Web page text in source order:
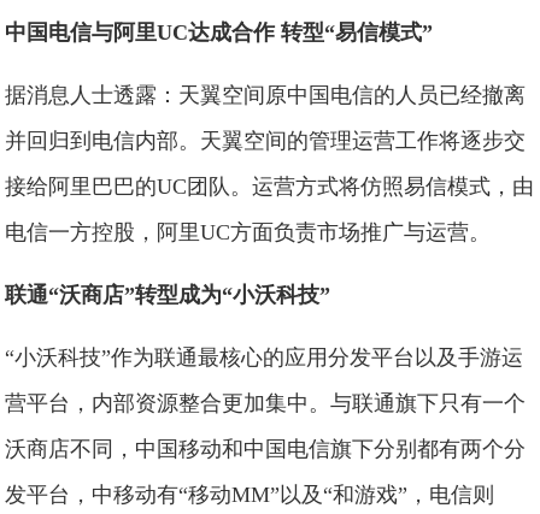
中国电信与阿里UC达成合作 转型“易信模式”
据消息人士透露：天翼空间原中国电信的人员已经撤离
并回归到电信内部。天翼空间的管理运营工作将逐步交
接给阿里巴巴的UC团队。运营方式将仿照易信模式，由
电信一方控股，阿里UC方面负责市场推广与运营。
联通“沃商店”转型成为“小沃科技”
“小沃科技”作为联通最核心的应用分发平台以及手游运
营平台，内部资源整合更加集中。与联通旗下只有一个
沃商店不同，中国移动和中国电信旗下分别都有两个分
发平台，中移动有“移动MM”以及“和游戏”，电信则